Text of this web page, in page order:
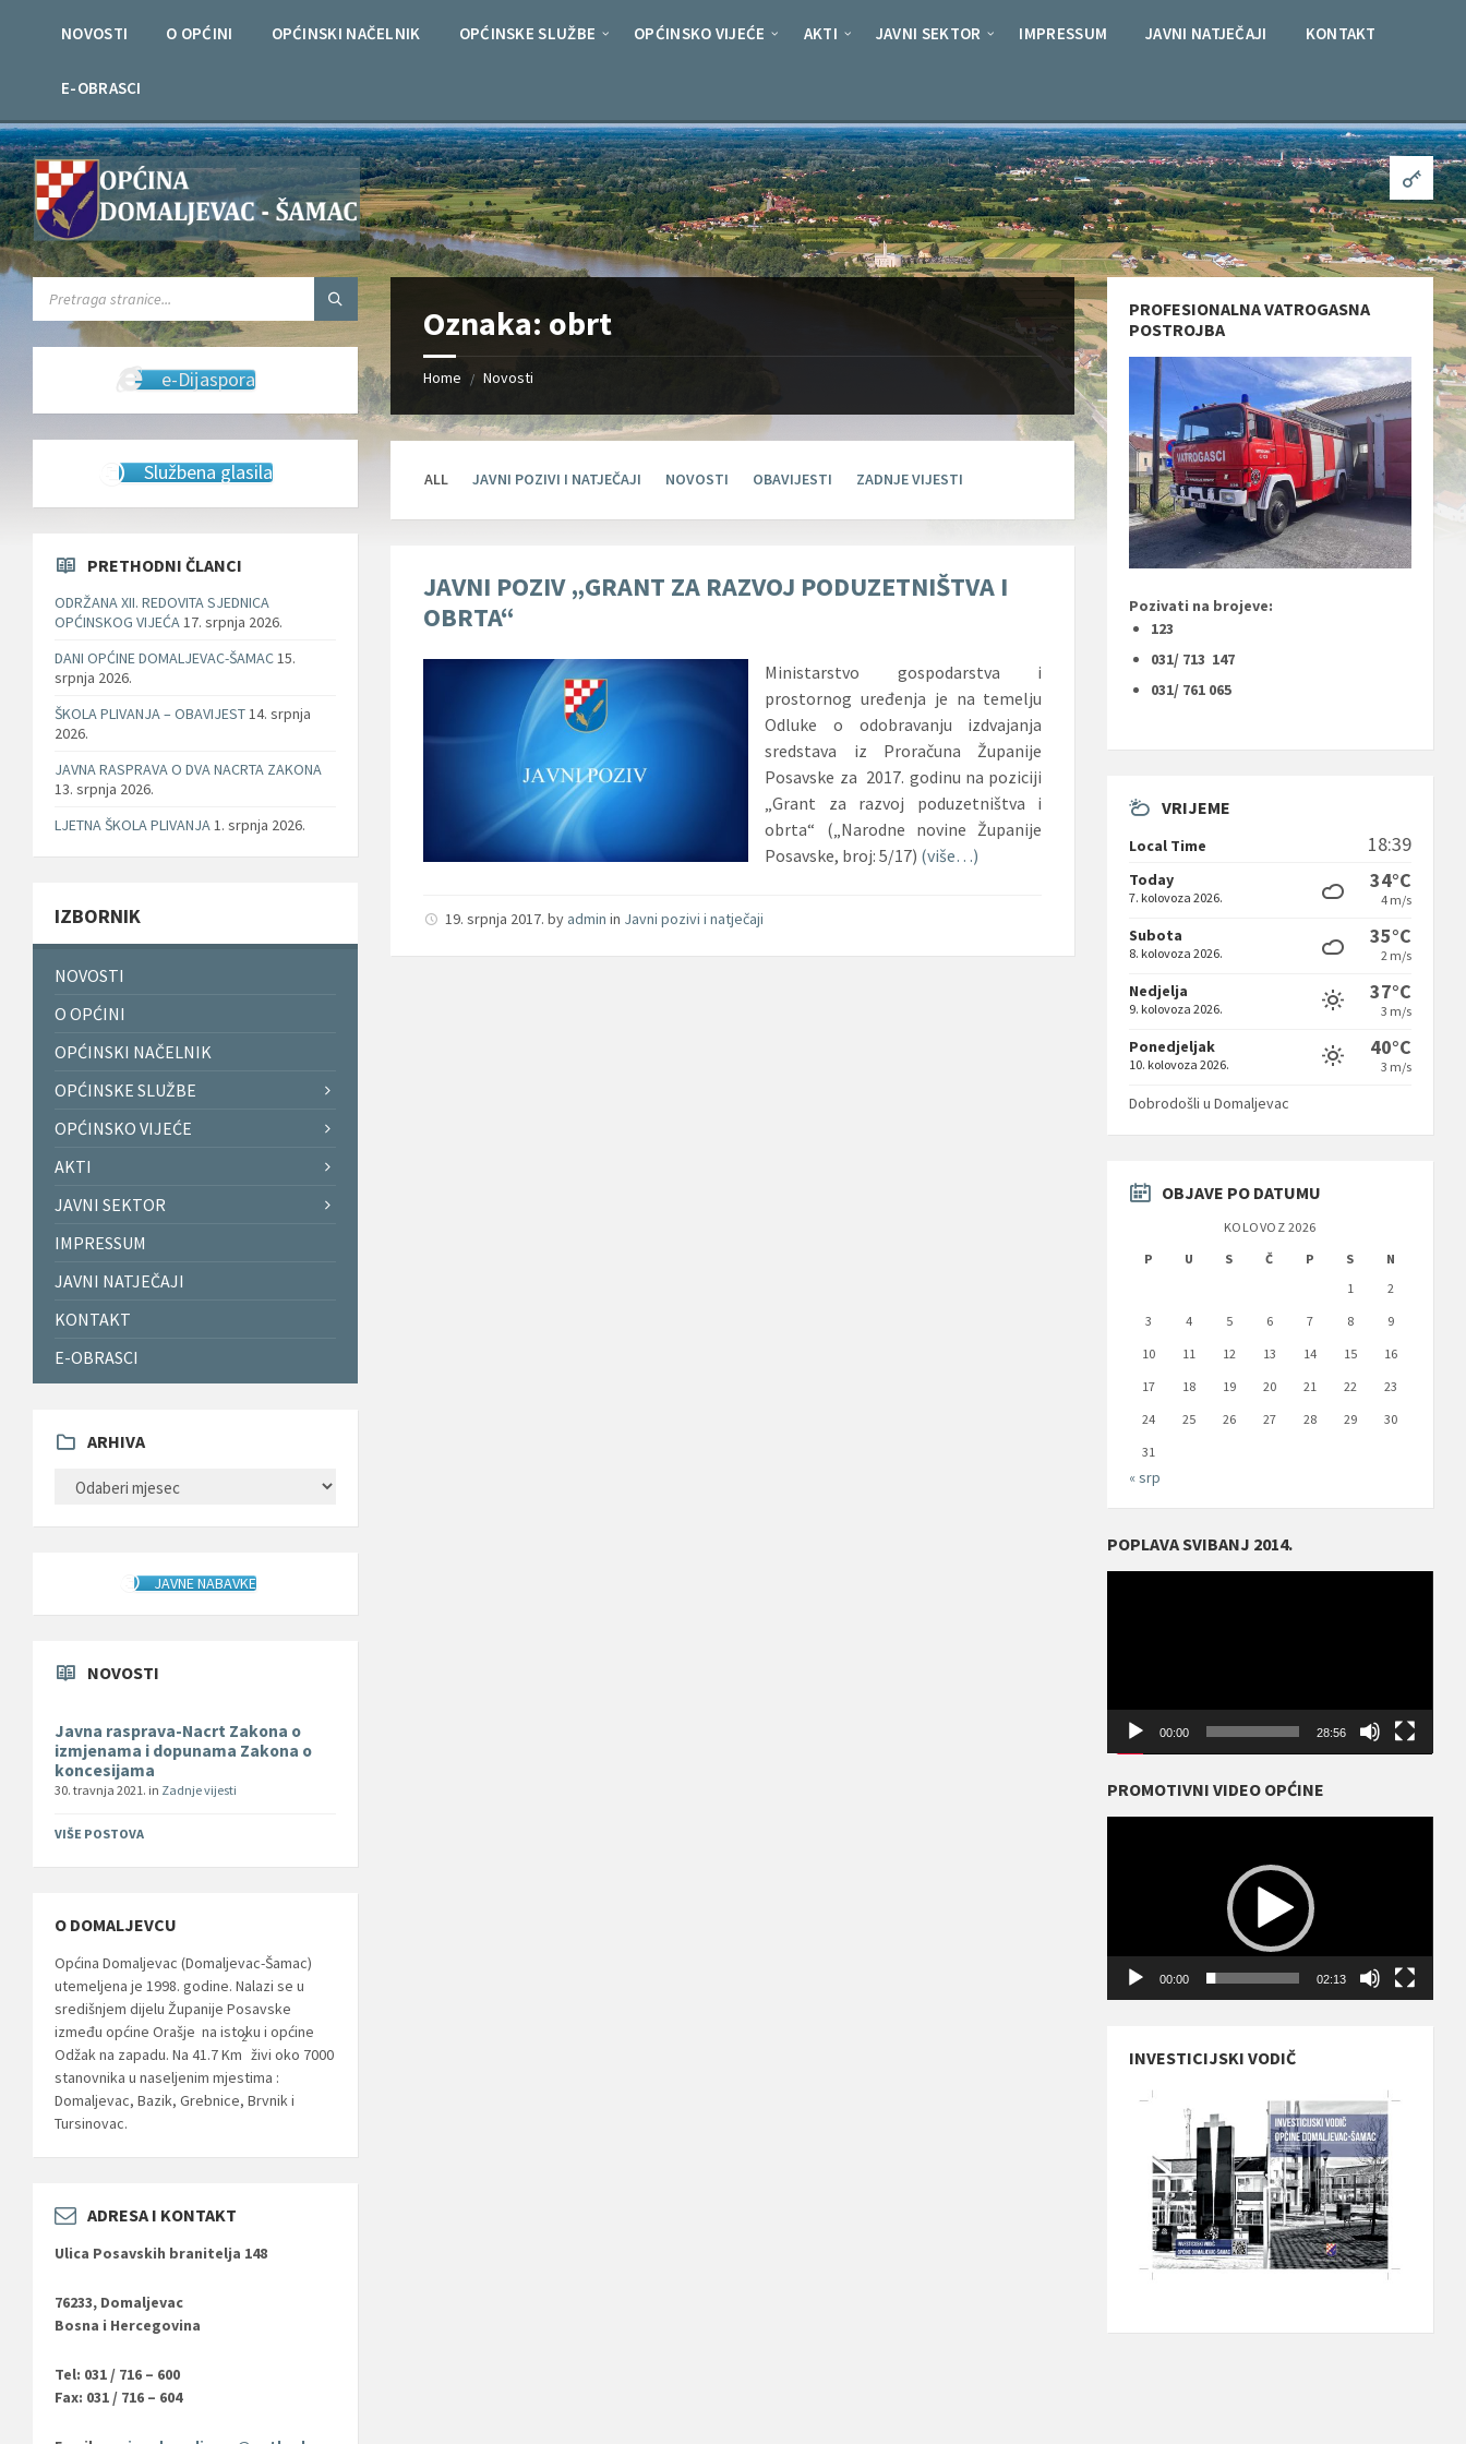
NOVOSTI O OPĆINI OPĆINSKI NAČELNIK OPĆINSKE SLUŽBE OPĆINSKO VIJEĆE AKTI JAVNI SEKTOR IMPRESSUM JAVNI NATJEČAJI KONTAKT
E-OBRASCI
Oznaka: obrt
Home / Novosti
ALL JAVNI POZIVI I NATJEČAJI NOVOSTI OBAVIJESTI ZADNJE VIJESTI
JAVNI POZIV „GRANT ZA RAZVOJ PODUZETNIŠTVA I
OBRTA“
Ministarstvo gospodarstva i
prostornog uređenja je na temelju
Odluke o odobravanju izdvajanja
sredstava iz Proračuna Županije
Posavske za 2017. godinu na poziciji
„Grant za razvoj poduzetništva i
obrta“ („Narodne novine Županije
Posavske, broj: 5/17) (više…)
19. srpnja 2017.by admin in Javni pozivi i natječaji
SEARCH:
e-Dijaspora
Službena glasila
PRETHODNI ČLANCI
ODRŽANA XII. REDOVITA SJEDNICA
OPĆINSKOG VIJEĆA17. srpnja 2026.
DANI OPĆINE DOMALJEVAC-ŠAMAC15.
srpnja 2026.
ŠKOLA PLIVANJA – OBAVIJEST14. srpnja
2026.
JAVNA RASPRAVA O DVA NACRTA ZAKONA
13. srpnja 2026.
LJETNA ŠKOLA PLIVANJA1. srpnja 2026.
IZBORNIK
NOVOSTI
O OPĆINI
OPĆINSKI NAČELNIK
OPĆINSKE SLUŽBE
OPĆINSKO VIJEĆE
AKTI
JAVNI SEKTOR
IMPRESSUM
JAVNI NATJEČAJI
KONTAKT
E-OBRASCI
ARHIVA
JAVNE NABAVKE
NOVOSTI
Javna rasprava-Nacrt Zakona o
izmjenama i dopunama Zakona o
koncesijama
30. travnja 2021. in Zadnje vijesti
VIŠE POSTOVA
O DOMALJEVCU
Općina Domaljevac (Domaljevac-Šamac)
utemeljena je 1998. godine. Nalazi se u
središnjem dijelu Županije Posavske
između općine Orašje na istoku i općine
Odžak na zapadu. Na 41.7 Km
2
živi oko 7000
stanovnika u naseljenim mjestima :
Domaljevac, Bazik, Grebnice, Brvnik i
Tursinovac.
ADRESA I KONTAKT
Ulica Posavskih branitelja 148
76233, Domaljevac
Bosna i Hercegovina
Tel: 031 / 716 – 600
Fax: 031 / 716 – 604
PROFESIONALNA VATROGASNA
POSTROJBA
Pozivati na brojeve:
123
031/ 713 147
031/ 761 065
VRIJEME
Local Time 18:39
Today
7. kolovoza 2026.
34°C
4 m/s
Subota
8. kolovoza 2026.
35°C
2 m/s
Nedjelja
9. kolovoza 2026.
37°C
3 m/s
Ponedjeljak
10. kolovoza 2026.
40°C
3 m/s
Dobrodošli u Domaljevac
OBJAVE PO DATUMU
KOLOVOZ 2026
P
U S Č P S
N
1
2
3
4 5 6 7 8
9
10
11 12 13 14 15
16
17
18 19 20 21 22
23
24
25 26 27 28 29
30
31
« srp
POPLAVA SVIBANJ 2014.
00:00 28:56
PROMOTIVNI VIDEO OPĆINE
00:00 02:13
INVESTICIJSKI VODIČ